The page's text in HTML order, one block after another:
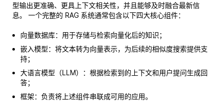
型输出更准确、更具上下文相关性，并且能够及时融合最新信
息。 一个完整的 RAG 系统通常包含以下四大核心组件：
向量数据库：用于存储与检索向量化后的知识；
嵌入模型：将文本转为向量表示，为后续的相似度搜索提供支
持；
大语言模型（LLM）：根据检索到的上下文和用户提问生成回
答；
框架：负责将上述组件串联成可用的应用。